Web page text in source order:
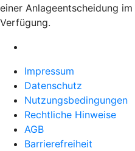
einer Anlageentscheidung
Verfügung.
Impressum
Datenschutz
Nutzungsbedingungen
Rechtliche Hinweise
AGB
Barrierefreiheit